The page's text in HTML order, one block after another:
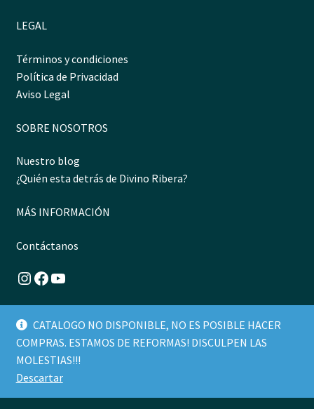
CATALOGO NO DISPONIBLE, NO ES POSIBLE HACER
COMPRAS. ESTAMOS DE REFORMAS! DISCULPEN LAS
MOLESTIAS!!!
Descartar
LEGAL
Términos y condiciones
Política de Privacidad
Aviso Legal
SOBRE NOSOTROS
Nuestro blog
¿Quién esta detrás de Divino Ribera?
MÁS INFORMACIÓN
Contáctanos
Instagram
Facebook
YouTube
© 2026 DIVINO RIBERA | Venta de Vino de la Ribera del
Duero